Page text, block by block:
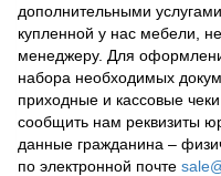
дополнительными
купленной у нас мебели,
менеджеру. Для
набора необходимых
приходные и кассовые
сообщить нам реквизиты
данные гражданина –
по электронной почте